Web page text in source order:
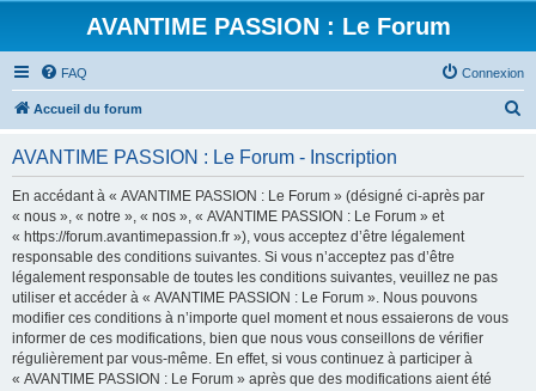
AVANTIME PASSION : Le Forum
FAQ Connexion
Accueil du forum
AVANTIME PASSION : Le Forum - Inscription
En accédant à « AVANTIME PASSION : Le Forum » (désigné ci-après par
« nous », « notre », « nos », « AVANTIME PASSION : Le Forum » et
« https://forum.avantimepassion.fr »), vous acceptez d’être légalement
responsable des conditions suivantes. Si vous n’acceptez pas d’être
légalement responsable de toutes les conditions suivantes, veuillez ne pas
utiliser et accéder à « AVANTIME PASSION : Le Forum ». Nous pouvons
modifier ces conditions à n’importe quel moment et nous essaierons de vous
informer de ces modifications, bien que nous vous conseillons de vérifier
régulièrement par vous-même. En effet, si vous continuez à participer à
« AVANTIME PASSION : Le Forum » après que des modifications aient été